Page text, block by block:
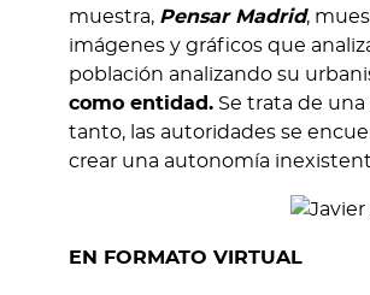
muestra, Pensar Madrid,
imágenes y gráficos que
población analizando su
como entidad. Se trata de
tanto, las autoridades se
crear una autonomía
EN FORMATO VIRTUAL